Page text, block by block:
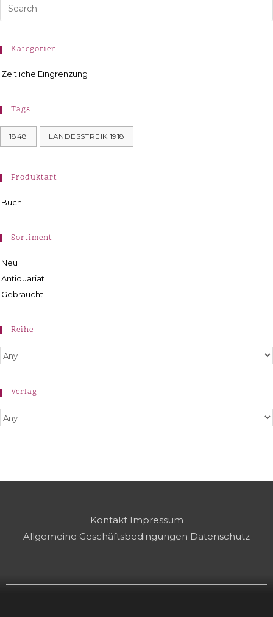
Kategorien
Zeitliche Eingrenzung
Tags
1848 LANDESSTREIK 1918
Produktart
Buch
Sortiment
Neu
Antiquariat
Gebraucht
Reihe
Verlag
Kontakt Impressum
Allgemeine Geschäftsbedingungen Datenschutz